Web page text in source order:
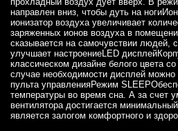
направлен вниз, чтобы дуть на
ионизатор воздуха увеличивает
заряженных ионов воздуха в
сказывается на самочувствии людей,
улучшает настроениеLED
классическом дизайне белого цвета
случае необходимости дисплей
пульта управленияРежим
температуры во время сна. А за счет
вентилятора достигается
является залогом комфортного и